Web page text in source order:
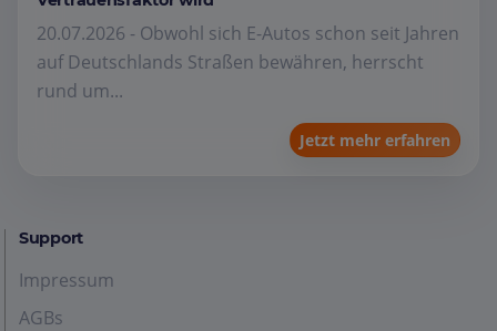
20.07.2026 - Obwohl sich E-Autos schon seit Jahren
auf Deutschlands Straßen bewähren, herrscht
rund um...
Jetzt mehr erfahren
Support
Impressum
AGBs